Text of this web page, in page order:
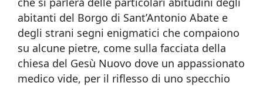
abitanti del Borgo di Sant’Antonio Abate e
degli strani segni enigmatici che compaiono
su alcune pietre, come sulla facciata della
chiesa del Gesù Nuovo dove un appassionato
medico vide, per il riflesso di uno specchio